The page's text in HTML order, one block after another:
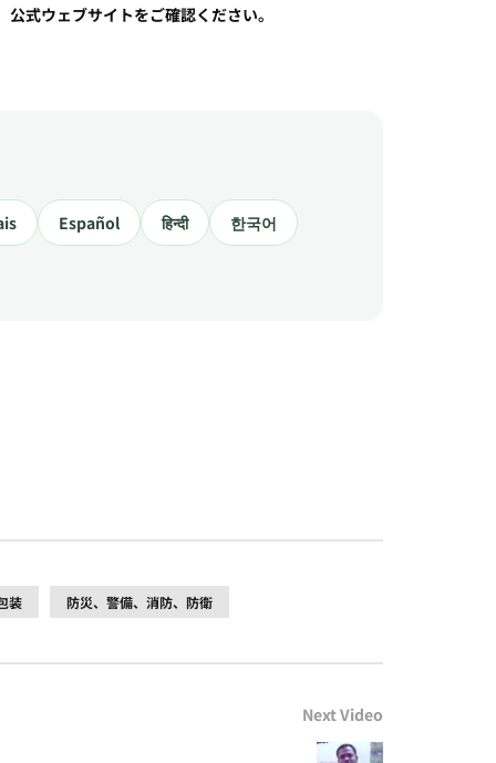
式ウェブサイトをご確認ください。
Español हिन्दी 한국어
装 防災、警備、消防、防衛
Next Video